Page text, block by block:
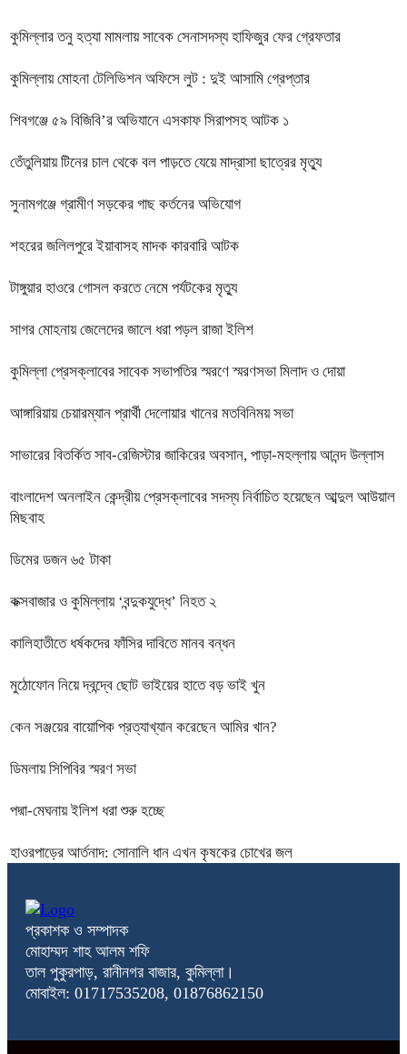
কুমিল্লার তনু হত্যা মামলায় সাবেক সেনাসদস্য হাফিজুর ফের গ্রেফতার
কুমিল্লায় মোহনা টেলিভিশন অফিসে লুট : দুই আসামি গ্রেপ্তার
শিবগঞ্জে ৫৯ বিজিবি’র অভিযানে এসকাফ সিরাপসহ আটক ১
তেঁতুলিয়ায় টিনের চাল থেকে বল পাড়তে যেয়ে মাদ্রাসা ছাত্রের মৃত্যু
সুনামগঞ্জে গ্রামীণ সড়কের গাছ কর্তনের অভিযোগ
শহরের জলিলপুরে ইয়াবাসহ মাদক কারবারি আটক
টাঙ্গুয়ার হাওরে গোসল করতে নেমে পর্যটকের মৃত্যু
সাগর মোহনায় জেলেদের জালে ধরা পড়ল রাজা ইলিশ
কুমিল্লা প্রেসক্লাবের সাবেক সভাপতির স্মরণে স্মরণসভা মিলাদ ও দোয়া
আঙ্গারিয়ায় চেয়ারম্যান প্রার্থী দেলোয়ার খানের মতবিনিময় সভা
সাভারের বিতর্কিত সাব-রেজিস্টার জাকিরের অবসান, পাড়া-মহল্লায় আনন্দ উল্লাস
বাংলাদেশ অনলাইন কেন্দ্রীয় প্রেসক্লাবের সদস্য নির্বাচিত হয়েছেন আব্দুল আউয়াল
মিছবাহ
ডিমের ডজন ৬৫ টাকা
কক্সবাজার ও কুমিল্লায় ‘বন্দুকযুদ্ধে’ নিহত ২
কালিহাতীতে ধর্ষকদের ফাঁসির দাবিতে মানব বন্ধন
মুঠোফোন নিয়ে দ্বন্দ্বে ছোট ভাইয়ের হাতে বড় ভাই খুন
কেন সঞ্জয়ের বায়োপিক প্রত্যাখ্যান করেছেন আমির খান?
ডিমলায় সিপিবির স্মরণ সভা
পদ্মা-মেঘনায় ইলিশ ধরা শুরু হচ্ছে
হাওরপাড়ের আর্তনাদ: সোনালি ধান এখন কৃষকের চোখের জল
প্রকাশক ও সম্পাদক
মোহাম্মদ শাহ আলম শফি
তাল পুকুরপাড়, রানীনগর বাজার, কুমিল্লা।
মোবাইল: 01717535208, 01876862150